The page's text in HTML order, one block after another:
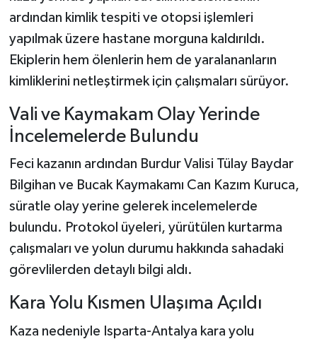
ardından kimlik tespiti ve otopsi işlemleri
yapılmak üzere hastane morguna kaldırıldı.
Ekiplerin hem ölenlerin hem de yaralananların
kimliklerini netleştirmek için çalışmaları sürüyor.
Vali ve Kaymakam Olay Yerinde
İncelemelerde Bulundu
Feci kazanın ardından Burdur Valisi Tülay Baydar
Bilgihan ve Bucak Kaymakamı Can Kazım Kuruca,
süratle olay yerine gelerek incelemelerde
bulundu. Protokol üyeleri, yürütülen kurtarma
çalışmaları ve yolun durumu hakkında sahadaki
görevlilerden detaylı bilgi aldı.
Kara Yolu Kısmen Ulaşıma Açıldı
Kaza nedeniyle Isparta-Antalya kara yolu